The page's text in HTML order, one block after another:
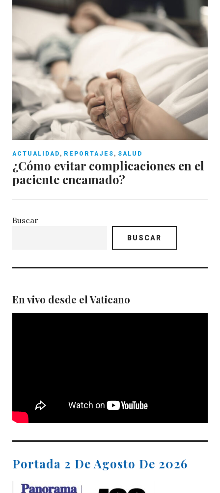
ACTUALIDAD , REPORTAJES , SALUD
¿Cómo evitar complicaciones en el
paciente encamado?
Buscar
BUSCAR
En vivo desde el Vaticano
Portada 2 De Agosto De 2026